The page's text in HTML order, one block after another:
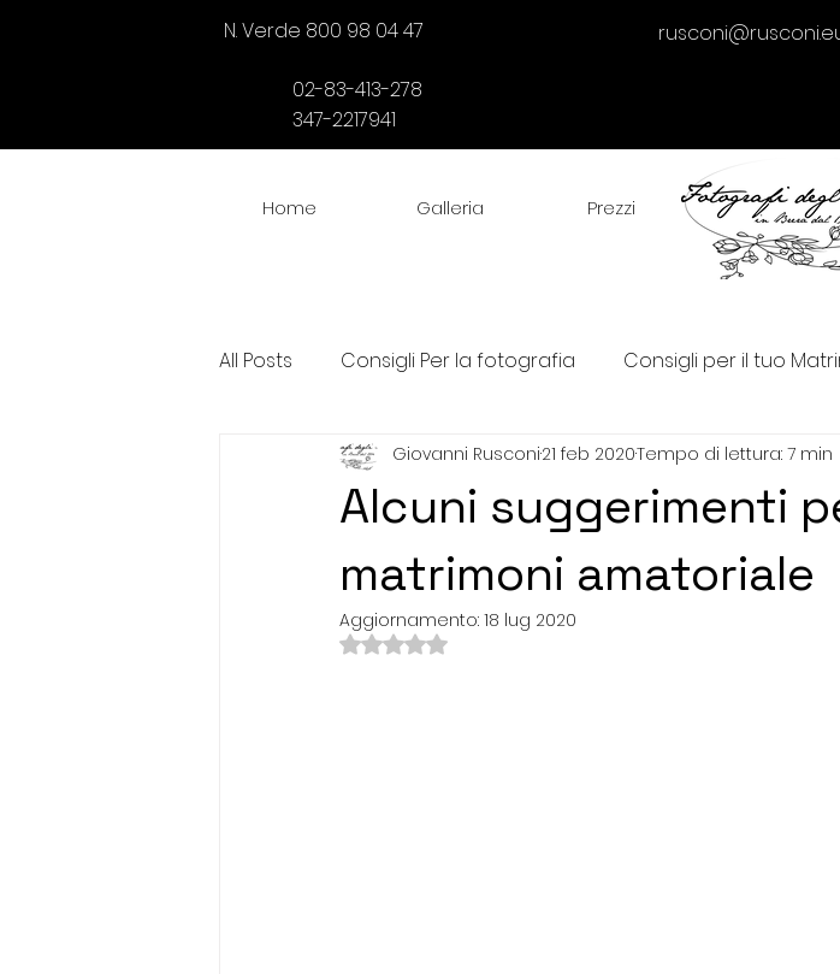
N. Verde 800 98 04 47
02-83-413-278
347-2217941
Home Galleria Prezzi
All Posts Consigli Per la fotografia Consigli per il tuo
Servizi fotografici matrimonio Tecnica nella fotografia
Alcuni suggerimenti
matrimoni amatoriale
Giovanni Rusconi21 feb 2020Tempo di lettura: 7 min
Aggiornamento: 18 lug 2020
Valutazione NaN stelle su 5.